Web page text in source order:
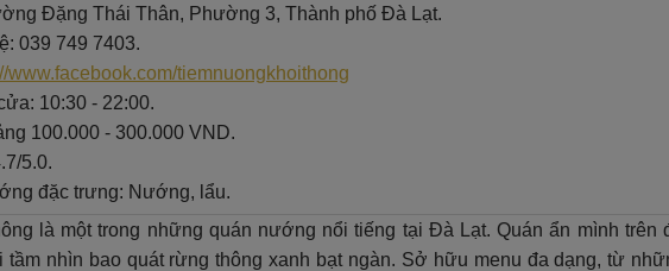
Đặng Thái Thân, Phường 3, Thành phố Đà Lạt.
039 749 7403.
www.facebook.com/tiemnuongkhoithong
10:30 - 22:00.
100.000 - 300.000 VND.
5.0.
đặc trưng: Nướng, lẩu.
là một trong những quán nướng nổi tiếng tại Đà Lạt. Quán ẩn mình trên
tầm nhìn bao quát rừng thông xanh bạt ngàn. Sở hữu menu đa dạng, từ